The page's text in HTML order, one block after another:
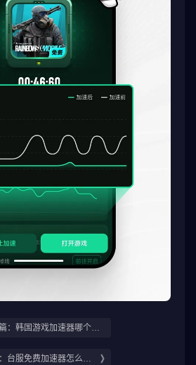
：韩国游戏加速器哪个好
台服免费加速器怎么选